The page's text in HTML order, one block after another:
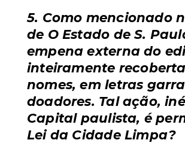
5. Como mencionado
de O Estado de S.
empena externa do
inteiramente
nomes, em letras
doadores. Tal ação,
Capital paulista, é
Lei da Cidade Limpa?